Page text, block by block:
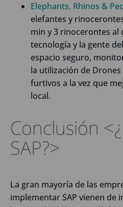
Elephants, Rhinos &
elefantes y
min y 3 rinocerontes al
tecnología y la gente
espacio seguro,
la utilización de
furtivos a la vez que
local.
Conclusión
SAP?>
La gran mayoría de las
implementar SAP vienen de